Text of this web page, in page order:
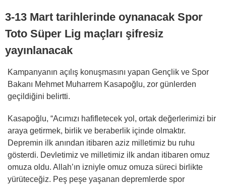
3-13 Mart tarihlerinde oynanacak Spor
Toto Süper Lig maçları şifresiz
yayınlanacak
Kampanyanın açılış konuşmasını yapan Gençlik ve Spor
Bakanı Mehmet Muharrem Kasapoğlu, zor günlerden
geçildiğini belirtti.
Kasapoğlu, “Acımızı hafifletecek yol, ortak değerlerimizi bir
araya getirmek, birlik ve beraberlik içinde olmaktır.
Depremin ilk anından itibaren aziz milletimiz bu ruhu
gösterdi. Devletimiz ve milletimiz ilk andan itibaren omuz
omuza oldu. Allah’ın izniyle omuz omuza süreci birlikte
yürüteceğiz. Peş peşe yaşanan depremlerde spor